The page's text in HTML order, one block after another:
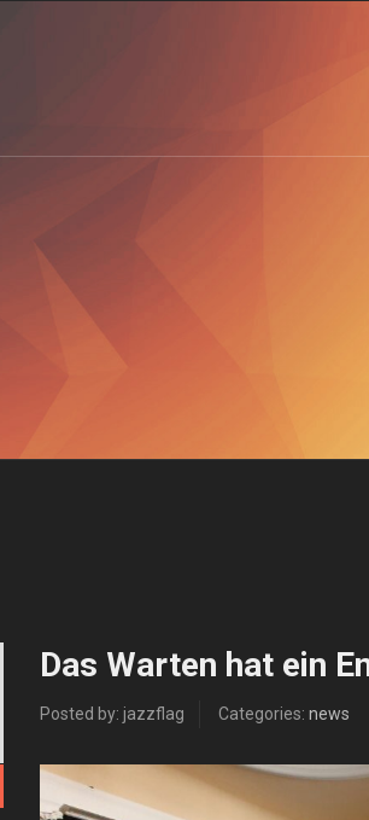
Das Warten hat ein
Posted by: jazzflag Categories: news